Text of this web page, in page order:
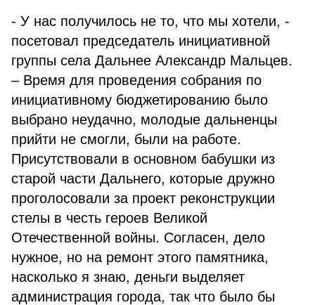
- У нас получилось не то, что мы хотели, -
посетовал председатель инициативной
группы села Дальнее Александр Мальцев.
– Время для проведения собрания по
инициативному бюджетированию было
выбрано неудачно, молодые дальненцы
прийти не смогли, были на работе.
Присутствовали в основном бабушки из
старой части Дальнего, которые дружно
проголосовали за проект реконструкции
стелы в честь героев Великой
Отечественной войны. Согласен, дело
нужное, но на ремонт этого памятника,
насколько я знаю, деньги выделяет
администрация города, так что было бы